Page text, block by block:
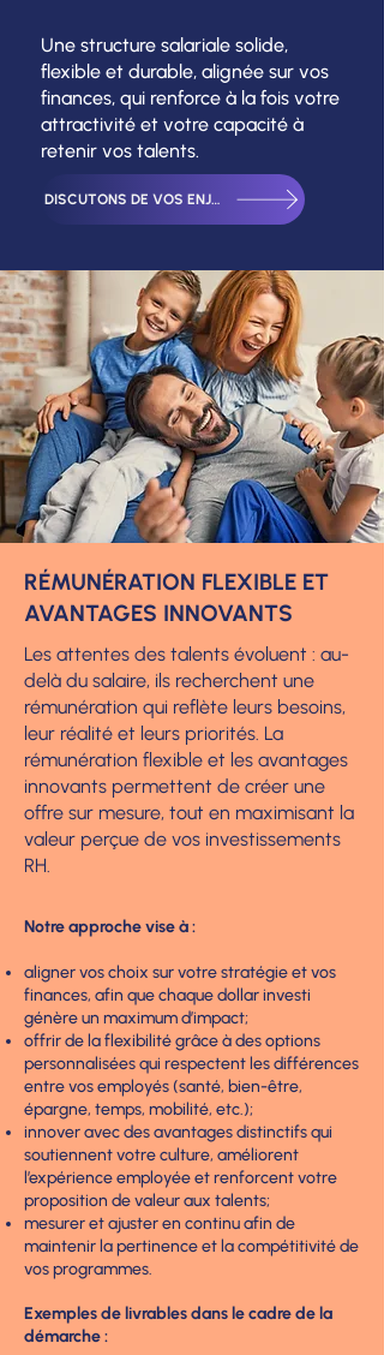
Une structure salariale solide,
flexible et durable, alignée sur vos
finances, qui renforce à la fois votre
attractivité et votre capacité à
retenir vos talents.
DISCUTONS DE VOS ENJEUX
RÉMUNÉRATION FLEXIBLE ET
AVANTAGES INNOVANTS
Les attentes des talents évoluent : au-
delà du salaire, ils recherchent une
rémunération qui reflète leurs besoins,
leur réalité et leurs priorités. La
rémunération flexible et les avantages
innovants permettent de créer une
offre sur mesure, tout en maximisant la
valeur perçue de vos investissements
RH.
Notre approche vise à :
aligner vos choix sur votre stratégie et vos
finances, afin que chaque dollar investi
génère un maximum d’impact;
offrir de la flexibilité grâce à des options
personnalisées qui respectent les différences
entre vos employés (santé, bien-être,
épargne, temps, mobilité, etc.);
innover avec des avantages distinctifs qui
soutiennent votre culture, améliorent
l’expérience employée et renforcent votre
proposition de valeur aux talents;
mesurer et ajuster en continu afin de
maintenir la pertinence et la compétitivitéde
vos programmes.
Exemples de livrables dans le cadre de la
démarche :